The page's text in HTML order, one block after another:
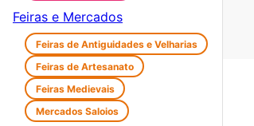
Feiras e Mercados
Feiras de Antiguidades e Velharias
Feiras de Artesanato
Feiras Medievais
Mercados Saloios